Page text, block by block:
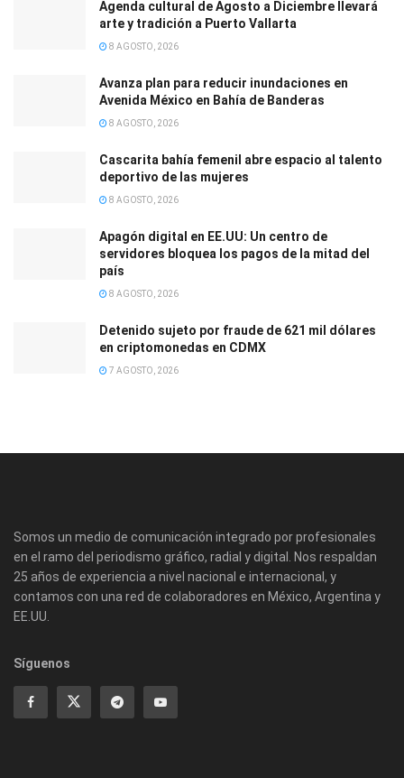
Agenda cultural de Agosto a Diciembre llevará
arte y tradición a Puerto Vallarta
8 AGOSTO, 2026
Avanza plan para reducir inundaciones en
Avenida México en Bahía de Banderas
8 AGOSTO, 2026
Cascarita bahía femenil abre espacio al talento
deportivo de las mujeres
8 AGOSTO, 2026
Apagón digital en EE.UU: Un centro de
servidores bloquea los pagos de la mitad del
país
8 AGOSTO, 2026
Detenido sujeto por fraude de 621 mil dólares
en criptomonedas en CDMX
7 AGOSTO, 2026
Somos un medio de comunicación integrado por profesionales
en el ramo del periodismo gráfico, radial y digital. Nos respaldan
25 años de experiencia a nivel nacional e internacional, y
contamos con una red de colaboradores en México, Argentina y
EE.UU.
Síguenos